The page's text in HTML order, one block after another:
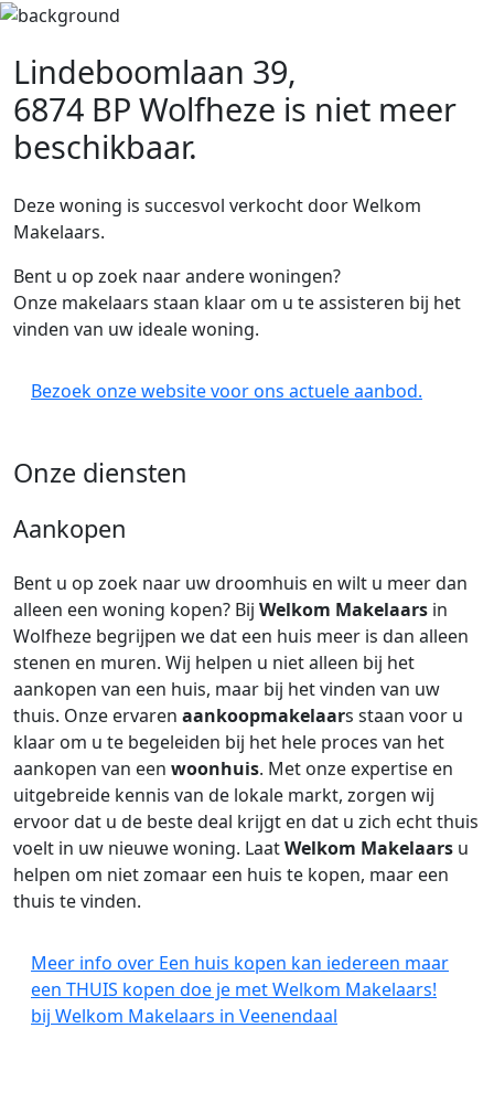
Lindeboomlaan 39,
6874 BP Wolfheze is niet meer
beschikbaar.
Deze woning is succesvol verkocht door Welkom
Makelaars.
Bent u op zoek naar andere woningen?
Onze makelaars staan klaar om u te assisteren bij het
vinden van uw ideale woning.
Bezoek onze website voor ons actuele aanbod.
Onze diensten
Aankopen
Bent u op zoek naar uw droomhuis en wilt u meer dan
alleen een woning kopen? Bij Welkom Makelaars in
Wolfheze begrijpen we dat een huis meer is dan alleen
stenen en muren. Wij helpen u niet alleen bij het
aankopen van een huis, maar bij het vinden van uw
thuis. Onze ervaren aankoopmakelaars staan voor u
klaar om u te begeleiden bij het hele proces van het
aankopen van een woonhuis. Met onze expertise en
uitgebreide kennis van de lokale markt, zorgen wij
ervoor dat u de beste deal krijgt en dat u zich echt thuis
voelt in uw nieuwe woning. LaatWelkom Makelaars u
helpen om niet zomaar een huis te kopen, maar een
thuis te vinden.
Meer info over Een huis kopen kan iedereen maar
een THUIS kopen doe je met Welkom Makelaars!
bij Welkom Makelaars in Veenendaal